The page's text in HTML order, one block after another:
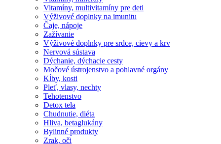
Vitamíny, multivitamíny pre deti
Výživové doplnky na imunitu
Čaje, nápoje
Zažívanie
Výživové doplnky pre srdce, cievy a krv
Nervová sústava
Dýchanie, dýchacie cesty
Močové ústrojenstvo a pohlavné orgány
Kĺby, kosti
Pleť, vlasy, nechty
Tehotenstvo
Detox tela
Chudnutie, diéta
Hliva, betaglukány
Bylinné produkty
Zrak, oči